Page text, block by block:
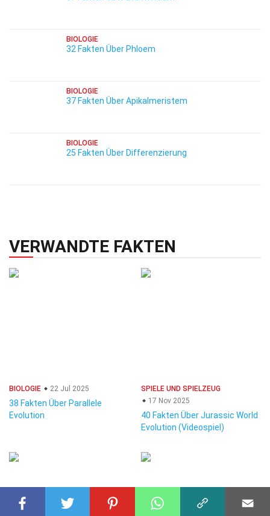
BIOLOGIE
32 Fakten Über Phloem
BIOLOGIE
37 Fakten Über Apikalmeristem
BIOLOGIE
25 Fakten Über Differenzierung
VERWANDTE FAKTEN
BIOLOGIE 22 Jul 2025
38 Fakten Über Parallele
Evolution
SPIELE UND SPIELZEUG
17 Nov 2025
40 Fakten Über Jurassic World
Evolution (Videospiel)